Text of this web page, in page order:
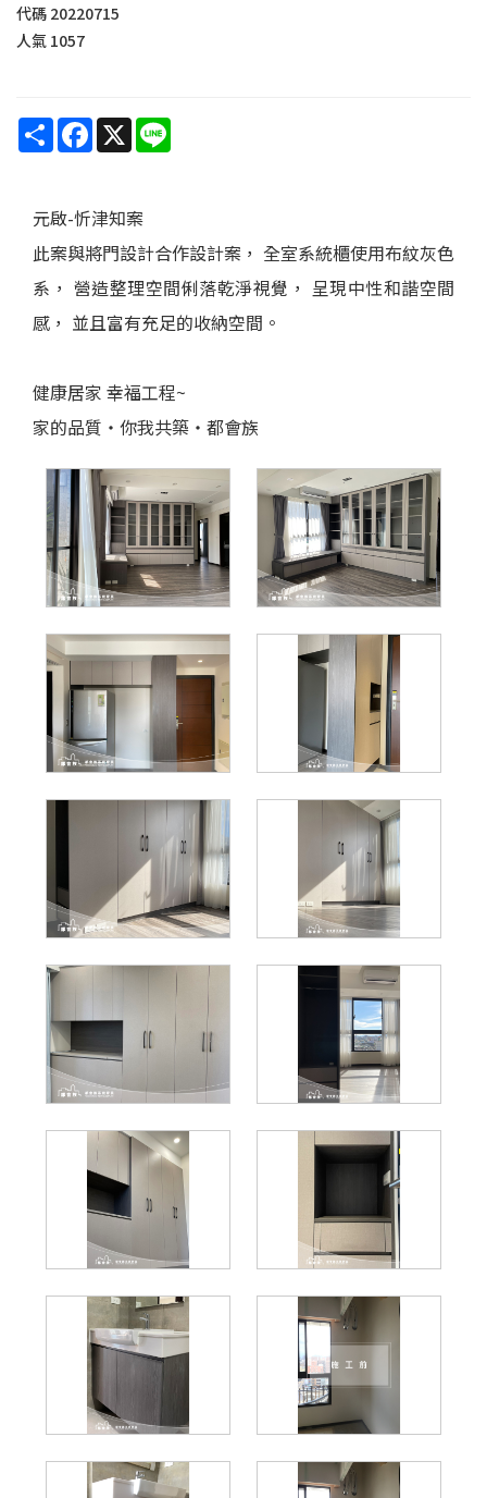
代碼 20220715
人氣 1057
ShareFacebook
X
元啟-忻津知案
此案與將門設計合作設計案， 全室系統櫃使用布紋灰色
系， 營造整理空間俐落乾淨視覺， 呈現中性和諧空間
感， 並且富有充足的收納空間。
健康居家 幸福工程~
家的品質‧你我共築‧都會族